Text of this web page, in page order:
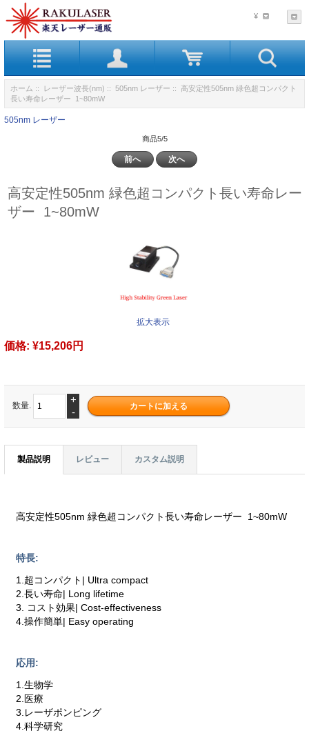
¥
ホーム :: レーザー波長(nm) :: 505nm レーザー :: 高安定性505nm 緑色超コンパクト
長い寿命レーザー 1~80mW
505nm レーザー
商品5/5
前へ 次へ
高安定性505nm 緑色超コンパクト長い寿命レー
ザー 1~80mW
拡大表示
価格: ¥15,206円
数量.
+
-
製品説明 レビュー カスタム説明
高安定性505nm 緑色超コンパクト長い寿命レーザー 1~80mW
特長:
1.超コンパクト| Ultra compact
2.長い寿命| Long lifetime
3. コスト効果| Cost-effectiveness
4.操作簡単| Easy operating
応用:
1.生物学
2.医療
3.レーザポンピング
4.科学研究